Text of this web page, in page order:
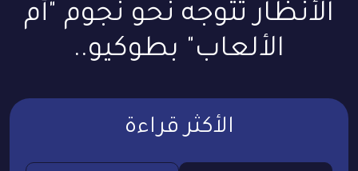
الأنظار تتوجه نحو نجوم "أم
الألعاب" بطوكيو..
الأكثر قراءة